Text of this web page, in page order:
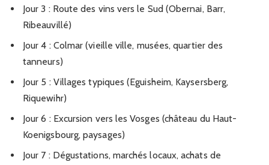
Jour 3 : Route des vins vers le Sud (Obernai, Barr,
Ribeauvillé)
Jour 4 : Colmar (vieille ville, musées, quartier des
tanneurs)
Jour 5 : Villages typiques (Eguisheim, Kaysersberg,
Riquewihr)
Jour 6 : Excursion vers les Vosges (château du Haut-
Koenigsbourg, paysages)
Jour 7 : Dégustations, marchés locaux, achats de